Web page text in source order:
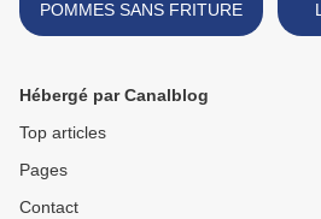
POMMES SANS FRITURE
Hébergé par Canalblog
Top articles
Pages
Contact